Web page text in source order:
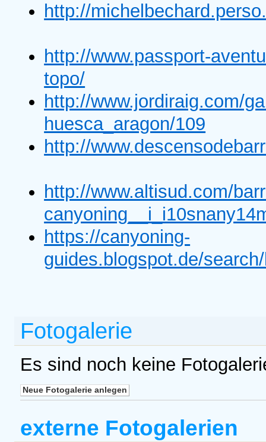
http://
http://www.passport-
topo/
http://www.jordiraig.com/
huesca_aragon/109
http://
http://www.altisud.com/
https://canyoning-
guides.blogspot.de/
Fotogalerie
Es sind noch keine
externe Fotogalerien